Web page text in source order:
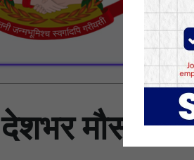
देशभर मौसम